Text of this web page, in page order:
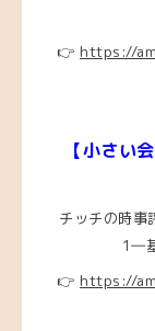
👉 https://
【小さい
チッチの時事
1―
👉 https://